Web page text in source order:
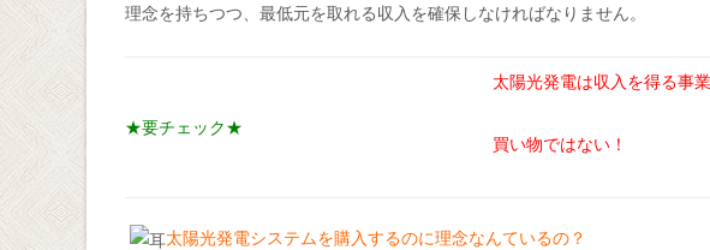
理念を持ちつつ、最低元を取れる収入を確保しなければなりません。
★要チェック★
太陽光発電は収入を得る事業
買い物ではない！
太陽光発電システムを購入するのに理念なんているの？